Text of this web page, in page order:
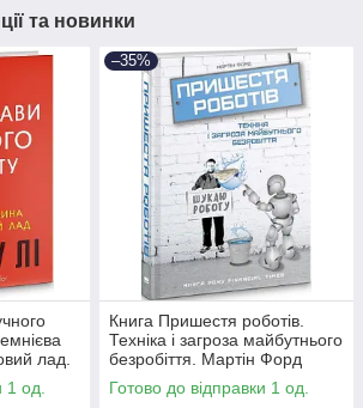
та новинки
лад.
1 од.
–35%
Книга Пришестя роботів.
Техніка і загроза майбутнього
безробіття. Мартін Форд
Готово до відправки 1 од.